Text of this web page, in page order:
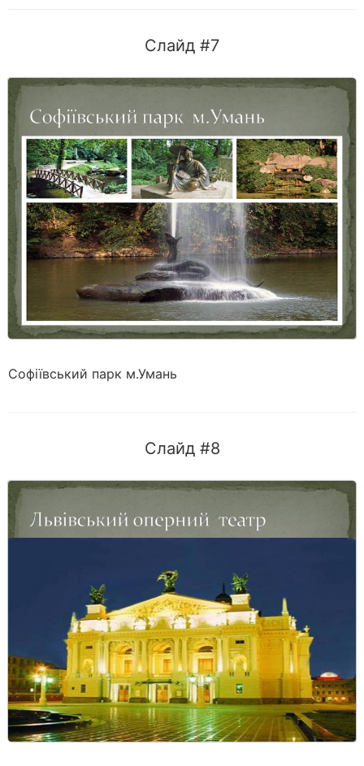
Слайд #7
Софіївський парк м.Умань
Слайд #8